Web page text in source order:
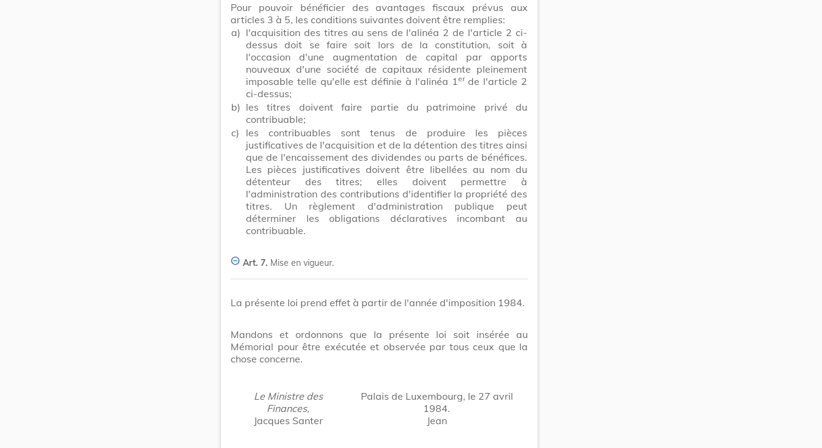
Pour pouvoir bénéficier des avantages fiscaux prévus aux
articles 3 à 5, les conditions suivantes doivent être remplies:
a) l'acquisition des titres au sens de l'alinéa 2 de l'article 2 ci-
dessus doit se faire soit lors de la constitution, soit à
l'occasion d'une augmentation de capital par apports
nouveaux d'une société de capitaux résidente pleinement
imposable telle qu'elle est définie à l'alinéa 1 erde l'article 2
ci-dessus;
b) les titres doivent faire partie du patrimoine privé du
contribuable;
c)
les contribuables sont tenus de produire les pièces
justificatives de l'acquisition et de la détention des titres ainsi
que de l'encaissement des dividendes ou parts de bénéfices.
Les pièces justificatives doivent être libellées au nom du
détenteur des titres; elles doivent permettre à
l'administration des contributions d'identifier la propriété des
titres. Un règlement d'administration publique peut
déterminer les obligations déclaratives incombant au
contribuable.
Art. 7. Mise en vigueur.
La présente loi prend effet à partir de l'année d'imposition 1984.
Mandons et ordonnons que la présente loi soit insérée au
Mémorial pour être exécutée et observée par tous ceux que la
chose concerne.
Le Ministre des
Finances,
Jacques Santer
Palais de Luxembourg, le 27 avril
1984.
Jean